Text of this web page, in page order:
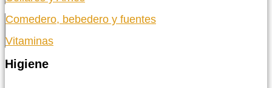
Comedero, bebedero y fuentes
Vitaminas
Higiene